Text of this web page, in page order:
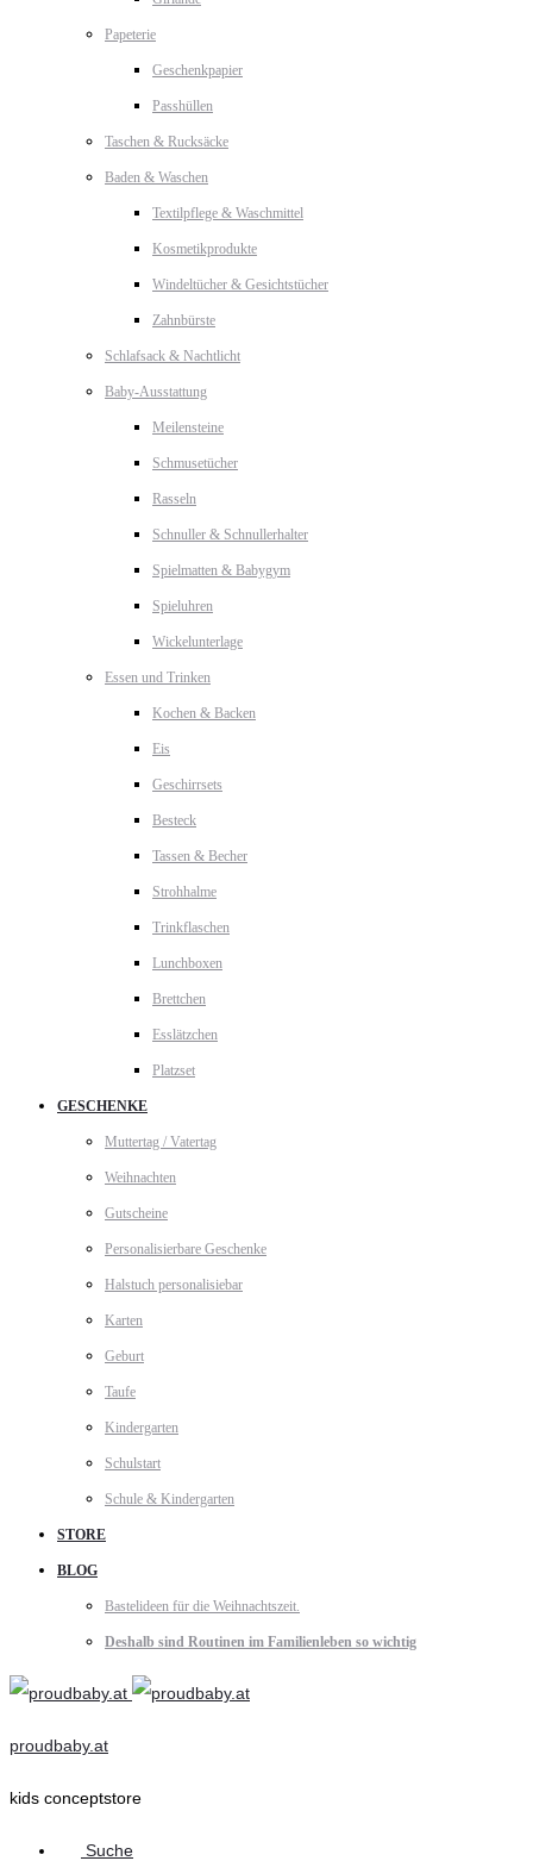
Papeterie
Geschenkpapier
Passhüllen
Taschen & Rucksäcke
Baden & Waschen
Textilpflege & Waschmittel
Kosmetikprodukte
Windeltücher & Gesichtstücher
Zahnbürste
Schlafsack & Nachtlicht
Baby-Ausstattung
Meilensteine
Schmusetücher
Rasseln
Schnuller & Schnullerhalter
Spielmatten & Babygym
Spieluhren
Wickelunterlage
Essen und Trinken
Kochen & Backen
Eis
Geschirrsets
Besteck
Tassen & Becher
Strohhalme
Trinkflaschen
Lunchboxen
Brettchen
Esslätzchen
Platzset
GESCHENKE
Muttertag / Vatertag
Weihnachten
Gutscheine
Personalisierbare Geschenke
Halstuch personalisiebar
Karten
Geburt
Taufe
Kindergarten
Schulstart
Schule & Kindergarten
STORE
BLOG
Bastelideen für die Weihnachtszeit.
Deshalb sind Routinen im Familienleben so wichtig
proudbaby.at
kids conceptstore
Suche